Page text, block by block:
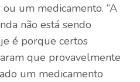
um medicamento. “A
não está sendo
é porque certos
que provavelmente
um medicamento